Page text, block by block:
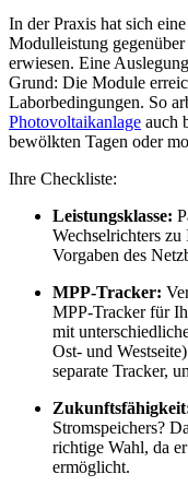
In der Praxis hat sich
Modulleistung
erwiesen. Eine
Grund: Die Module
Laborbedingungen. So
Photovoltaikanlage auch
bewölkten Tagen oder
Ihre Checkliste:
Leistungsklasse:
Wechselrichters
Vorgaben des
MPP-Tracker:
MPP-Tracker für
mit
Ost- und
separate Tracker,
Stromspeichers?
richtige Wahl, da
ermöglicht.